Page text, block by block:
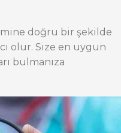
doğru bir şekilde
olur. Size en uygun
bulmanıza